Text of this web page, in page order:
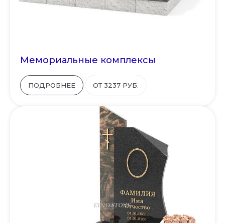
Мемориальные комплексы
ПОДРОБНЕЕ ОТ 3237 РУБ.